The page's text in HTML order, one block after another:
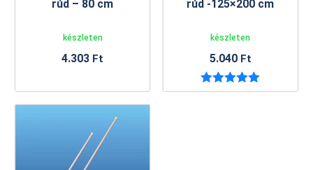
rúd – 80 cm
készleten
4.303 Ft
rúd -125×200 cm
készleten
5.040 Ft
Értékelés: